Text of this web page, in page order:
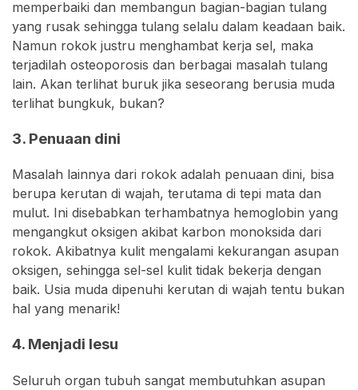
memperbaiki dan membangun bagian-bagian tulang
yang rusak sehingga tulang selalu dalam keadaan baik.
Namun rokok justru menghambat kerja sel, maka
terjadilah osteoporosis dan berbagai masalah tulang
lain. Akan terlihat buruk jika seseorang berusia muda
terlihat bungkuk, bukan?
3. Penuaan dini
Masalah lainnya dari rokok adalah penuaan dini, bisa
berupa kerutan di wajah, terutama di tepi mata dan
mulut. Ini disebabkan terhambatnya hemoglobin yang
mengangkut oksigen akibat karbon monoksida dari
rokok. Akibatnya kulit mengalami kekurangan asupan
oksigen, sehingga sel-sel kulit tidak bekerja dengan
baik. Usia muda dipenuhi kerutan di wajah tentu bukan
hal yang menarik!
4. Menjadi lesu
Seluruh organ tubuh sangat membutuhkan asupan